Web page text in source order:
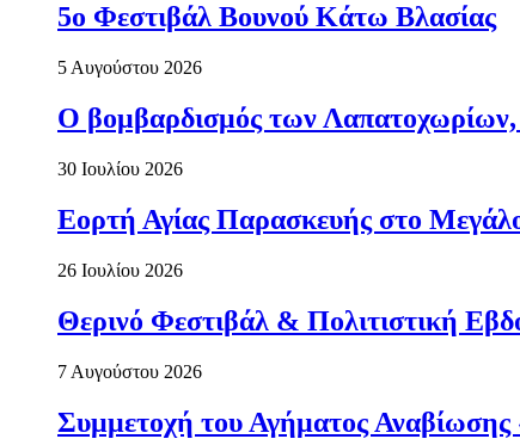
5ο Φεστιβάλ Βουνού Κάτω Βλασίας
5 Αυγούστου 2026
Ο βομβαρδισμός των Λαπατοχωρίων,
30 Ιουλίου 2026
Εορτή Αγίας Παρασκευής στο
26 Ιουλίου 2026
Θερινό Φεστιβάλ & Πολιτιστική
7 Αυγούστου 2026
Συμμετοχή του Αγήματος